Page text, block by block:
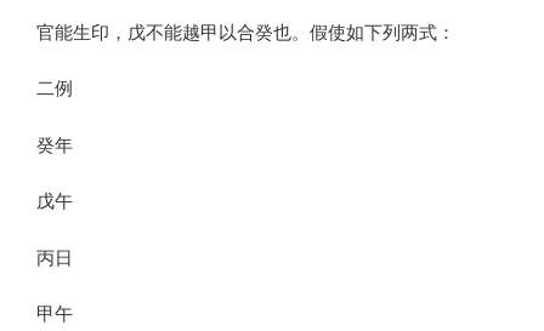
官能生印，戊不能越甲以合癸也。假使如下列两式：
二例
癸年
戊午
丙日
甲午